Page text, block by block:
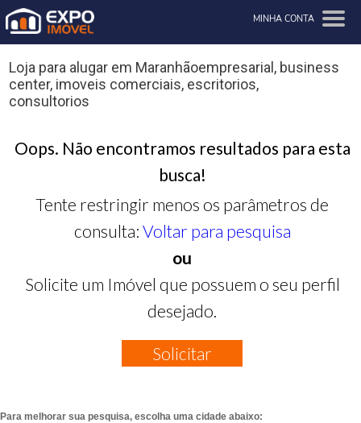
MINHA CONTA
Loja para alugar em Maranhãoempresarial, business
center, imoveis comerciais, escritorios,
consultorios
Oops. Não encontramos resultados para esta
busca!
Tente restringir menos os parâmetros de
consulta: Voltar para pesquisa
ou
Solicite um Imóvel que possuem o seu perfil
desejado.
Solicitar
Para melhorar sua pesquisa, escolha uma cidade abaixo: